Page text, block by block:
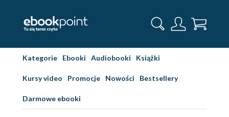
Kategorie Ebooki Audiobooki Książki
Kursy video Promocje Nowości Bestsellery
Darmowe ebooki